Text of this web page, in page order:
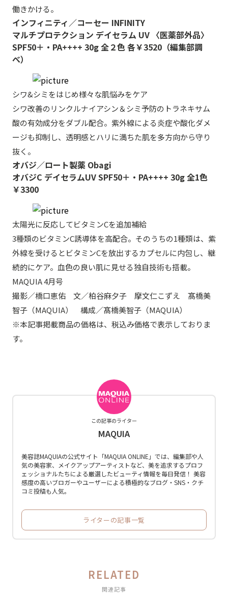
働きかける。
インフィニティ／コーセー INFINITY
マルチプロテクション デイセラム UV 〈医薬部外品〉
SPF50＋・PA++++ 30g 全２色 各￥3520（編集部調
べ）
シワ&シミをはじめ様々な肌悩みをケア
シワ改善のリンクルナイアシン＆シミ予防のトラネキサム
酸の有効成分をダブル配合。紫外線による炎症や酸化ダメ
ージも抑制し、透明感とハリに満ちた肌を多方向から守り
抜く。
オバジ／ロート製薬 Obagi
オバジC デイセラムUV SPF50＋・PA++++ 30g 全1色
￥3300
太陽光に反応してビタミンCを追加補給
3種類のビタミンC誘導体を高配合。そのうちの1種類は、紫
外線を受けるとビタミンCを放出するカプセルに内包し、継
続的にケア。血色の良い肌に見せる独自技術も搭載。
MAQUIA 4月号
撮影／橋口恵佑 文／柏谷麻夕子 摩文仁こずえ 髙橋美
智子（MAQUIA） 構成／髙橋美智子（MAQUIA）
※本記事掲載商品の価格は、税込み価格で表示しておりま
す。
この記事のライター
MAQUIA
美容誌MAQUIAの公式サイト「MAQUIA ONLINE」では、編集部や人
気の美容家、メイクアップアーティストなど、美を追求するプロフ
ェッショナルたちによる厳選したビューティ情報を毎日発信！ 美容
感度の高いブロガーやユーザーによる積極的なブログ・SNS・クチ
コミ投稿も人気。
ライターの記事一覧
RELATED
関連記事